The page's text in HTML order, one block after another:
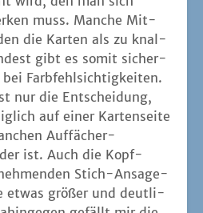
gut, dass nur erfüll­te
einen anlächeln.
bunt trifft es